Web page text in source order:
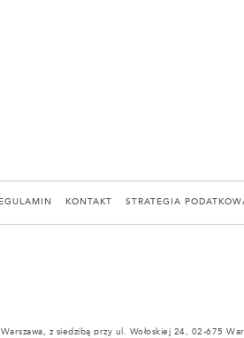
KONTAKT STRATEGIA
z siedzibą przy ul. Wołoskiej 24, 02-675